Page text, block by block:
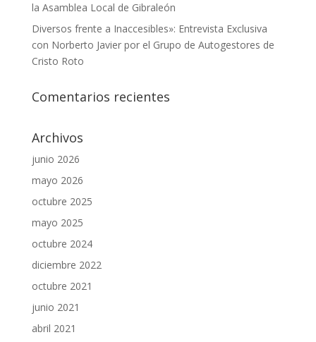
la Asamblea Local de Gibraleón
Diversos frente a Inaccesibles»: Entrevista Exclusiva
con Norberto Javier por el Grupo de Autogestores de
Cristo Roto
Comentarios recientes
Archivos
junio 2026
mayo 2026
octubre 2025
mayo 2025
octubre 2024
diciembre 2022
octubre 2021
junio 2021
abril 2021